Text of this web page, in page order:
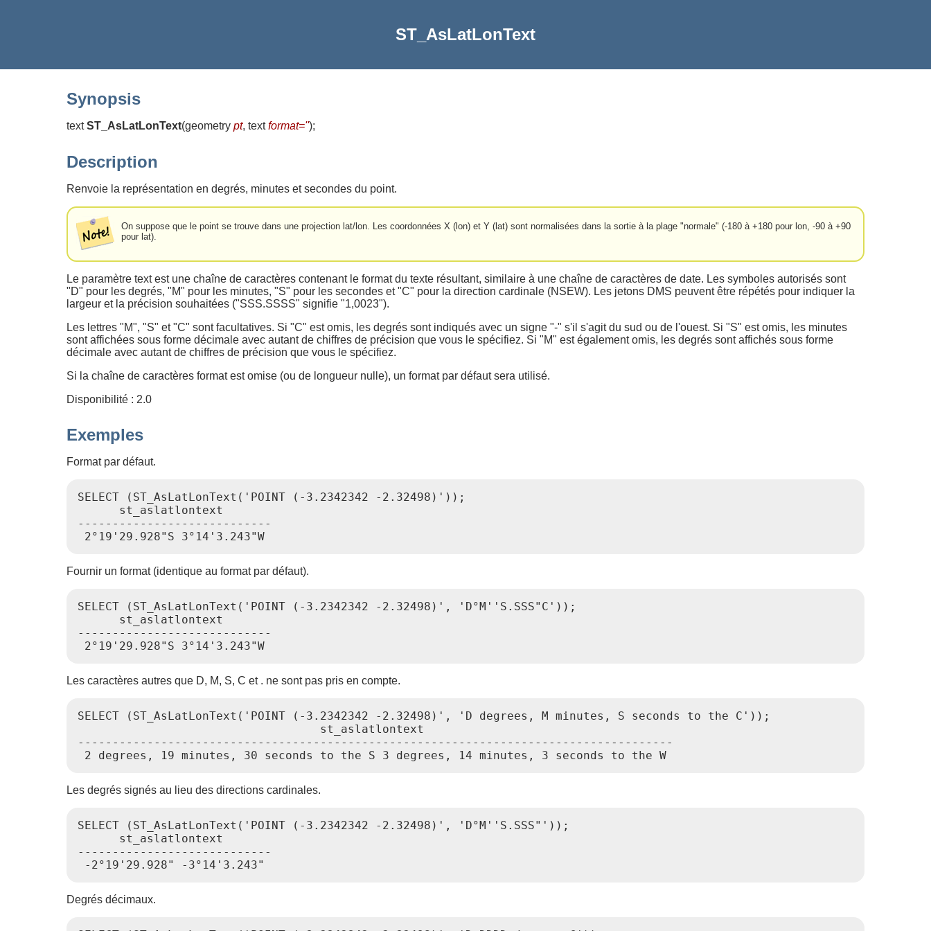
ST_AsLatLonText
Synopsis
textST_AsLatLonText(geometry pt, textformat='');
Description
Renvoie la représentation en degrés, minutes et secondes du point.
On suppose que le point se trouve dans une projection lat/lon. Les coordonnées X (lon) et Y (lat) sont normalisées dans la sortie à la plage "normale" (-180 à +180 pour lon, -90 à +90
pour lat).
Le paramètre text est une chaîne de caractères contenant le format du texte résultant, similaire à une chaîne de caractères de date. Les symboles autorisés sont
"D" pour les degrés, "M" pour les minutes, "S" pour les secondes et "C" pour la direction cardinale (NSEW). Les jetons DMS peuvent être répétés pour indiquer la
largeur et la précision souhaitées ("SSS.SSSS" signifie "1,0023").
Les lettres "M", "S" et "C" sont facultatives. Si "C" est omis, les degrés sont indiqués avec un signe "-" s'il s'agit du sud ou de l'ouest. Si "S" est omis, les minutes
sont affichées sous forme décimale avec autant de chiffres de précision que vous le spécifiez. Si "M" est également omis, les degrés sont affichés sous forme
décimale avec autant de chiffres de précision que vous le spécifiez.
Si la chaîne de caractères format est omise (ou de longueur nulle), un format par défaut sera utilisé.
Disponibilité : 2.0
Exemples
Format par défaut.
SELECT (ST_AsLatLonText('POINT (-3.2342342 -2.32498)'));
      st_aslatlontext
----------------------------
Fournir un format (identique au format par défaut).
SELECT (ST_AsLatLonText('POINT (-3.2342342 -2.32498)', 'D°M''S.SSS"C'));
      st_aslatlontext
----------------------------
Les caractères autres que D, M, S, C et . ne sont pas pris en compte.
SELECT (ST_AsLatLonText('POINT (-3.2342342 -2.32498)', 'D degrees, M minutes, S seconds to the C'));
                                   st_aslatlontext
--------------------------------------------------------------------------------------
Les degrés signés au lieu des directions cardinales.
SELECT (ST_AsLatLonText('POINT (-3.2342342 -2.32498)', 'D°M''S.SSS"'));
      st_aslatlontext
----------------------------
Degrés décimaux.